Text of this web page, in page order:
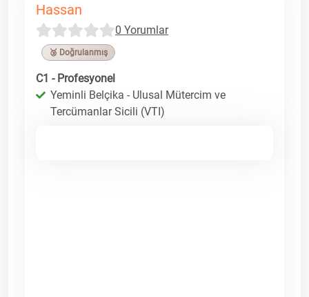
Hassan
0 Yorumlar
🥉 Doğrulanmış
C1 - Profesyonel
Yeminli Belçika - Ulusal Mütercim ve
Tercümanlar Sicili (VTI)